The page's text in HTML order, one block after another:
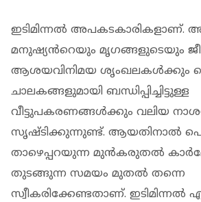
ഇടിമിന്നൽ അപകടകാരികളാണ്.
മനുഷ്യൻറെയും മൃഗങ്ങളുടെയും
ആശയവിനിമയ ശൃംഖലകൾക്കും
ചാലകങ്ങളുമായി ബന്ധിപ്പിച്ചിട്ടുള്ള
വീട്ടുപകരണങ്ങൾക്കും വലിയ
സൃഷ്ടിക്കുന്നുണ്ട്. ആയതിനാൽ
താഴെപ്പറയുന്ന മുൻകരുതൽ
തുടങ്ങുന്ന സമയം മുതൽ തന്നെ
സ്വീകരിക്കേണ്ടതാണ്. ഇടിമിന്നൽ